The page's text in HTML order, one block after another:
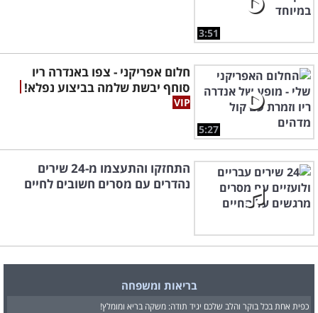
3:51
5:27
חלום אפריקני - צפו באנדרה ריו
סוחף יבשת שלמה בביצוע נפלא!
התחזקו והתעצמו מ-24 שירים
נהדרים עם מסרים חשובים לחיים
בריאות ומשפחה
כפית אחת בכל בוקר והלב שלכם יגיד תודה: משקה בריא ומומלץ!